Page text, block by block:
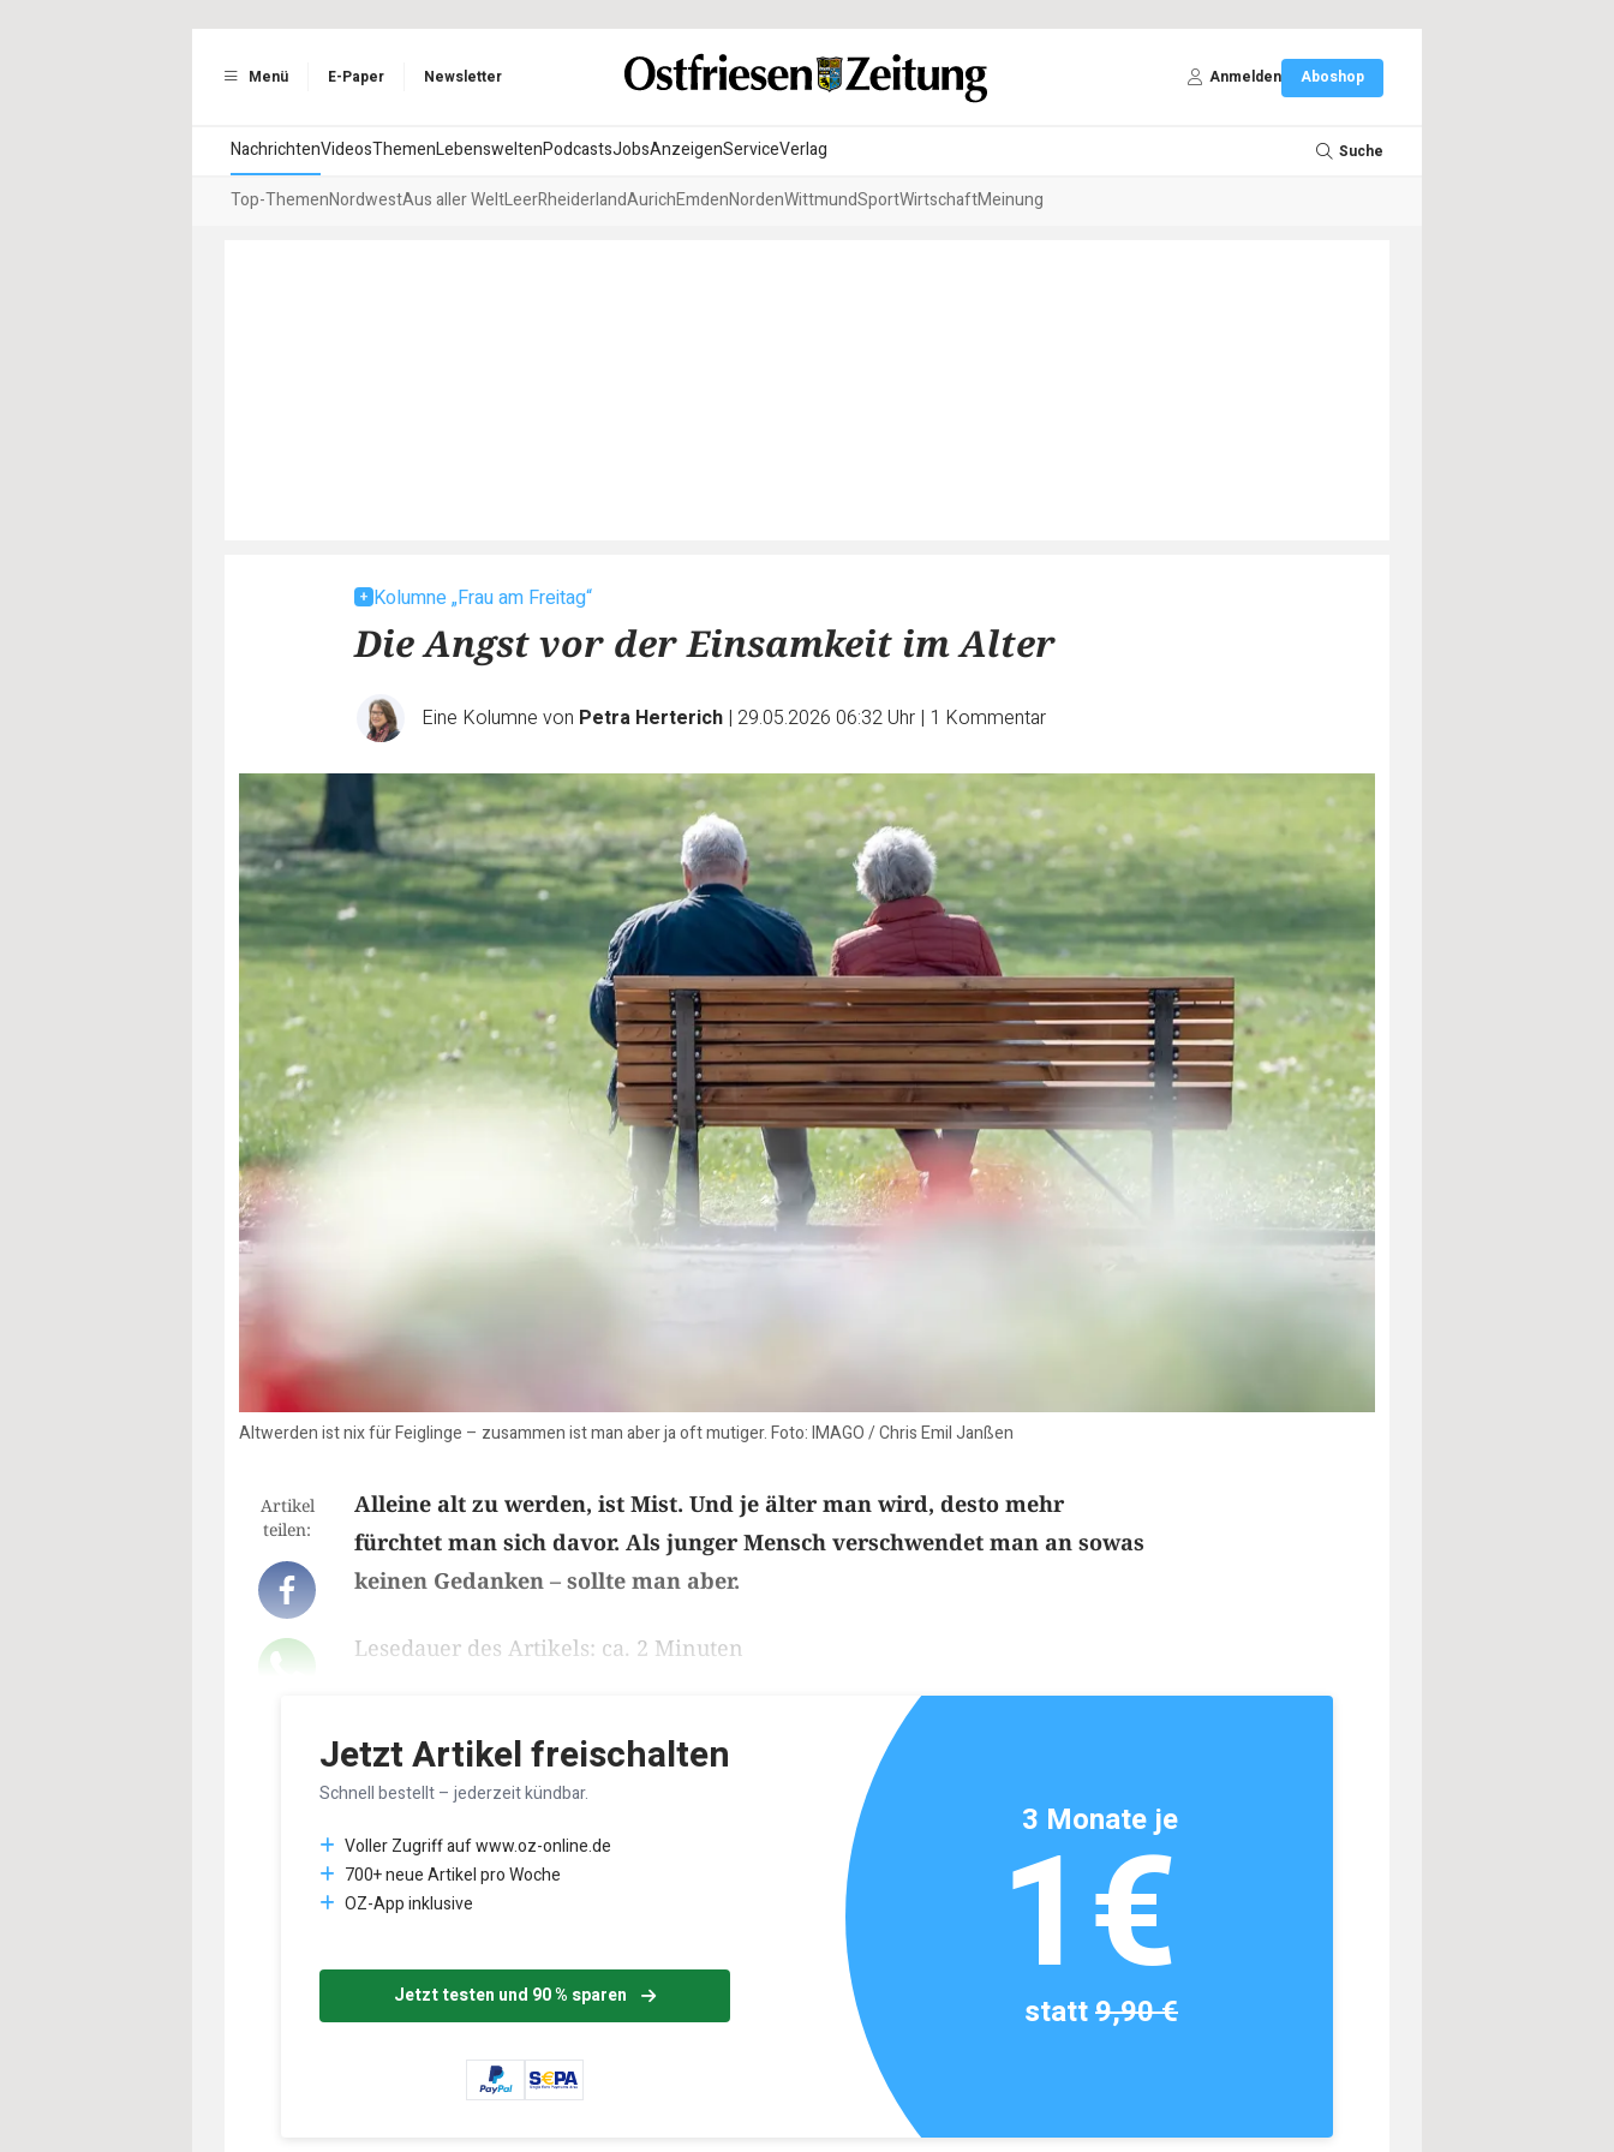
Menü E-Paper Newsletter Anmelden Aboshop
NachrichtenVideosThemenLebensweltenPodcastsJobsAnzeigenServiceVerlag Suche
Top-ThemenNordwestAus aller WeltLeerRheiderlandAurichEmdenNordenWittmundSportWirtschaftMeinung
Kolumne „Frau am Freitag“
Die Angst vor der Einsamkeit im Alter
Eine Kolumne von Petra Herterich | 29.05.2026 06:32 Uhr | 1 Kommentar
Altwerden ist nix für Feiglinge – zusammen ist man aber ja oft mutiger. Foto: IMAGO / Chris Emil Janßen
Artikel
teilen:
Alleine alt zu werden, ist Mist. Und je älter man wird, desto mehr
fürchtet man sich davor. Als junger Mensch verschwendet man an sowas
keinen Gedanken – sollte man aber.
Lesedauer des Artikels: ca. 2 Minuten
Jetzt Artikel freischalten
Schnell bestellt – jederzeit kündbar.
Voller Zugriff auf www.oz-online.de
700+ neue Artikel pro Woche
OZ-App inklusive
Jetzt testen und 90 % sparen
3 Monate je
1€
statt9,90 €